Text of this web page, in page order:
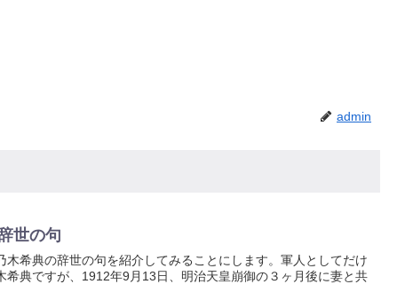
admin
世の句
木希典の辞世の句を紹介してみることにします。軍人としてだけ
希典ですが、1912年9月13日、明治天皇崩御の３ヶ月後に妻と共